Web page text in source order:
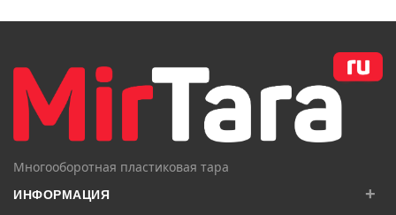
Многооборотная пластиковая тара
ИНФОРМАЦИЯ +